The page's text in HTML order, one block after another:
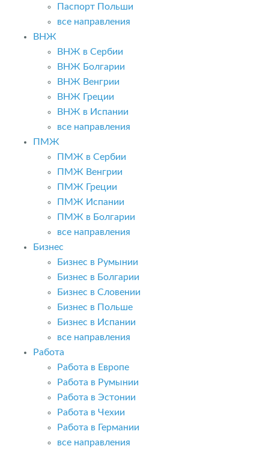
Паспорт Польши
все направления
ВНЖ
ВНЖ в Сербии
ВНЖ Болгарии
ВНЖ Венгрии
ВНЖ Греции
ВНЖ в Испании
все направления
ПМЖ
ПМЖ в Сербии
ПМЖ Венгрии
ПМЖ Греции
ПМЖ Испании
ПМЖ в Болгарии
все направления
Бизнес
Бизнес в Румынии
Бизнес в Болгарии
Бизнес в Словении
Бизнес в Польше
Бизнес в Испании
все направления
Работа
Работа в Европе
Работа в Румынии
Работа в Эстонии
Работа в Чехии
Работа в Германии
все направления